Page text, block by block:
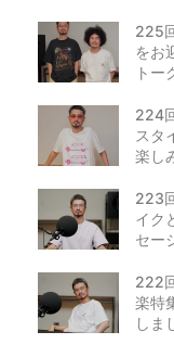
225
をお
トー
224
スタ
楽し
223
イク
セー
222
楽特
しま